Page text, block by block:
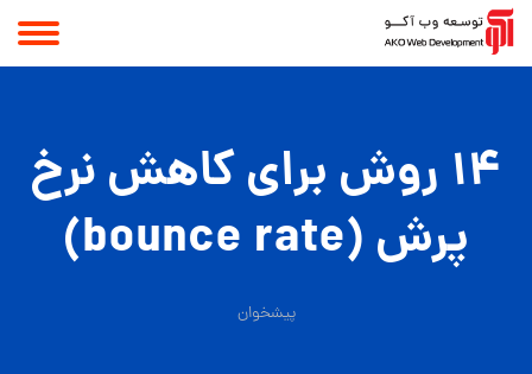
14 روش برای کاهش نرخ
پرش (bounce rate)
پیشخوان